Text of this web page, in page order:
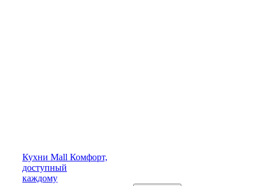
Кухни Mall Комфорт,
доступный
каждому